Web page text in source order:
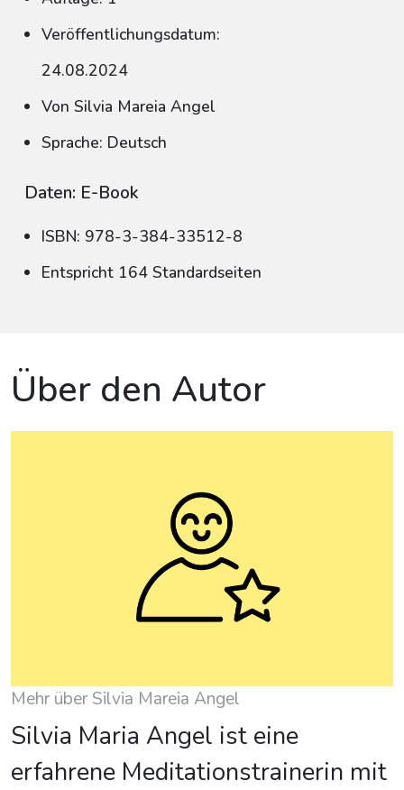
Veröffentlichungsdatum:
24.08.2024
Von Silvia Mareia Angel
Sprache: Deutsch
Daten: E-Book
ISBN: 978-3-384-33512-8
Entspricht 164 Standardseiten
Über den Autor
Mehr über Silvia Mareia Angel
Silvia Maria Angel ist eine
erfahrene Meditationstrainerin mit